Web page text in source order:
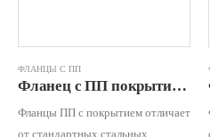
ФЛАНЦЫ С ПП
Фланец с ПП покрытием д. 0160 PN16
Фланцы ПП с покрытием отличает
от стандартных стальных